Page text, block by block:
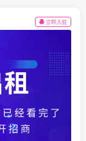
立即入驻